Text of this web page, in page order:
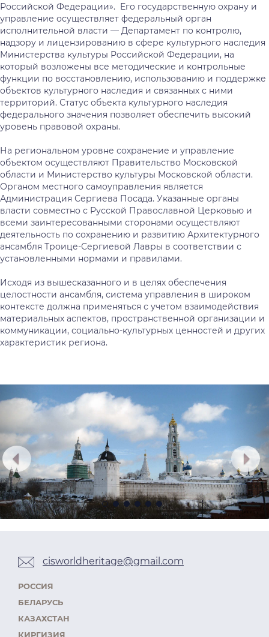
Российской Федерации». Его государственную охрану и
управление осуществляет федеральный орган
исполнительной власти — Департамент по контролю,
надзору и лицензированию в сфере культурного наследия
Министерства культуры Российской Федерации, на
который возложены все методические и контрольные
функции по восстановлению, использованию и поддержке
объектов культурного наследия и связанных с ними
территорий. Статус объекта культурного наследия
федерального значения позволяет обеспечить высокий
уровень правовой охраны.
На региональном уровне сохранение и управление
объектом осуществляют Правительство Московской
области и Министерство культуры Московской области.
Органом местного самоуправления является
Администрация Сергиева Посада. Указанные органы
власти совместно с Русской Православной Церковью и
всеми заинтересованными сторонами осуществляют
деятельность по сохранению и развитию Архитектурного
ансамбля Троице-Сергиевой Лавры в соответствии с
установленными нормами и правилами.
Исходя из вышесказанного и в целях обеспечения
целостности ансамбля, система управления в широком
контексте должна применяться с учетом взаимодействия
материальных аспектов, пространственной организации и
коммуникации, социально-культурных ценностей и других
характеристик региона.
Предыдущий
cisworldheritage@gmail.com
РОССИЯ
БЕЛАРУСЬ
КАЗАХСТАН
КИРГИЗИЯ